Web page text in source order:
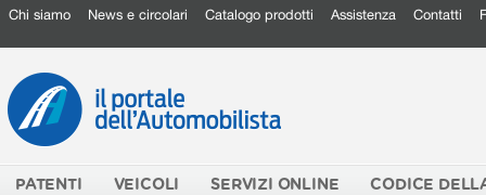
Chi siamo News e circolari Catalogo prodotti Assistenza Contatti
PATENTI VEICOLI SERVIZI ONLINE CODICE